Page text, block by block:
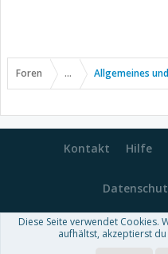
Foren ... Allgemeines
Kontakt Hilfe
Forum software by
Diese Seite verwendet Cookies.
aufhältst, akzeptierst